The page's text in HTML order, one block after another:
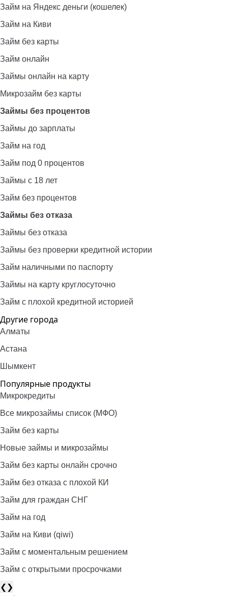
Займ на Яндекс деньги (кошелек)
Займ на Киви
Займ без карты
Займ онлайн
Займы онлайн на карту
Микрозайм без карты
Займы без процентов
Займы до зарплаты
Займ на год
Займ под 0 процентов
Займы с 18 лет
Займ без процентов
Займы без отказа
Займы без отказа
Займы без проверки кредитной истории
Займ наличными по паспорту
Займы на карту круглосуточно
Займ с плохой кредитной историей
Другие города
Алматы
Астана
Шымкент
Популярные продукты
Микрокредиты
Все микрозаймы список (МФО)
Займ без карты
Новые займы и микрозаймы
Займ без карты онлайн срочно
Займ без отказа с плохой КИ
Займ для граждан СНГ
Займ на год
Займ на Киви (qiwi)
Займ c моментальным решением
Займ с открытыми просрочками
❮❯